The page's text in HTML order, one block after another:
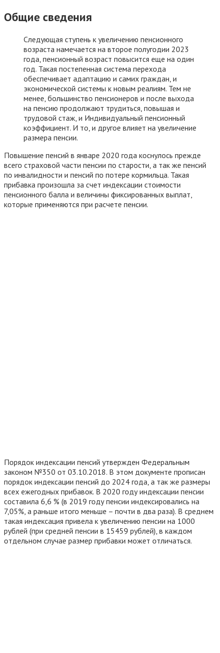
Общие сведения
Следующая ступень к увеличению пенсионного
возраста намечается на второе полугодии 2023
года, пенсионный возраст повысится еще на один
год. Такая постепенная система перехода
обеспечивает адаптацию и самих граждан, и
экономической системы к новым реалиям. Тем не
менее, большинство пенсионеров и после выхода
на пенсию продолжают трудиться, повышая и
трудовой стаж, и Индивидуальный пенсионный
коэффициент. И то, и другое влияет на увеличение
размера пенсии.
Повышение пенсий в январе 2020 года коснулось прежде
всего страховой части пенсии по старости, а так же пенсий
по инвалидности и пенсий по потере кормильца. Такая
прибавка произошла за счет индексации стоимости
пенсионного балла и величины фиксированных выплат,
которые применяются при расчете пенсии.
Порядок индексации пенсий утвержден Федеральным
законом №350 от 03.10.2018. В этом документе прописан
порядок индексации пенсий до 2024 года, а так же размеры
всех ежегодных прибавок. В 2020 году индексации пенсии
составила 6,6 % (в 2019 году пенсии индексировались на
7,05%, а раньше итого меньше – почти в два раза). В среднем
такая индексация привела к увеличению пенсии на 1000
рублей (при средней пенсии в 15459 рублей), в каждом
отдельном случае размер прибавки может отличаться.